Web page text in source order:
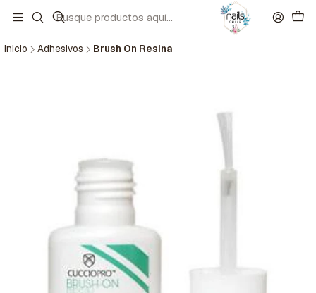
Inicio Adhesivos Brush On Resina